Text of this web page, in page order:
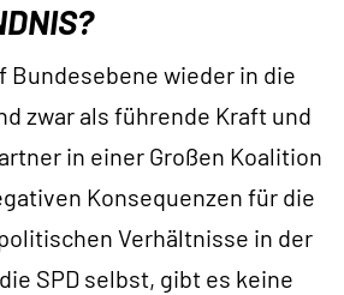
Bundesebene wieder in die
zwar als führende Kraft und
in einer Großen Koalition
Konsequenzen für die
Verhältnisse in der
SPD selbst, gibt es keine